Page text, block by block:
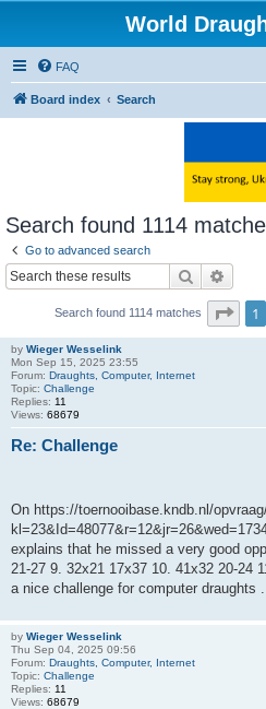
World
FAQ
Board index Search
Search found 1114
Go to advanced search
Search
Search found 1114 matches Page
1
by Wieger Wesselink
Mon Sep 15, 2025 23:55
Forum: Draughts, Computer, Internet
Topic: Challenge
Replies: 11
Views: 68679
Re: Challenge
On https://toernooibase.kndb.nl/
explains that he missed a very good
21-27 9. 32x21 17x37 10. 41x32 20-24
a nice challenge for computer draughts ...
by Wieger Wesselink
Thu Sep 04, 2025 09:56
Forum: Draughts, Computer, Internet
Topic: Challenge
Replies: 11
Views: 68679